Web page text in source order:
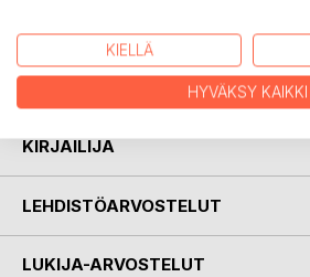
kohtaa katakombeihin piilotetussa
kaltaisensa, Lisin, hän tietää, että
vääjäämättömästi rangaistus.
KIRJAILIJA
LEHDISTÖARVOSTELUT
LUKIJA-ARVOSTELUT
KIELLÄ
HYVÄKSY KAIKKI